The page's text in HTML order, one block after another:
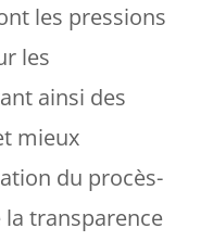
les pressions
les
ainsi des
mieux
du procès-
transparence